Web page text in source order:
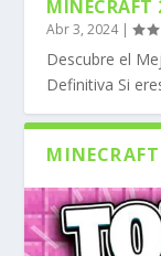
MINECRAFT
Abr 3, 2024|
Descubre el
Definitiva Si